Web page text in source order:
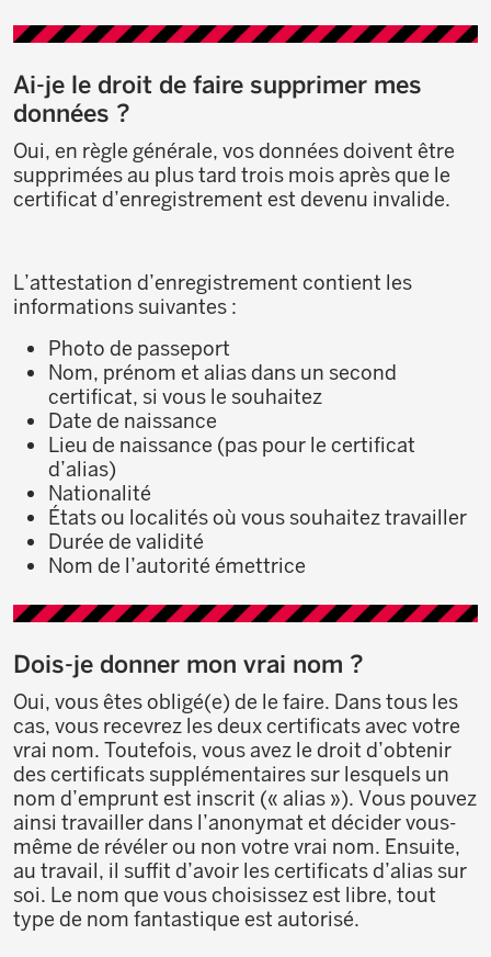
Ai-je le droit de faire supprimer mes
données ?
Oui, en règle générale, vos données doivent être
supprimées au plus tard trois mois après que le
certificat d’enregistrement est devenu invalide.
L’attestation d’enregistrement contient les
informations suivantes :
Photo de passeport
Nom, prénom et alias dans un second
certificat, si vous le souhaitez
Date de naissance
Lieu de naissance (pas pour le certificat
d’alias)
Nationalité
États ou localités où vous souhaitez travailler
Durée de validité
Nom de l’autorité émettrice
Dois-je donner mon vrai nom ?
Oui, vous êtes obligé(e) de le faire. Dans tous les
cas, vous recevrez les deux certificats avec votre
vrai nom. Toutefois, vous avez le droit d’obtenir
des certificats supplémentaires sur lesquels un
nom d’emprunt est inscrit (« alias »). Vous pouvez
ainsi travailler dans l’anonymat et décider vous-
même de révéler ou non votre vrai nom. Ensuite,
au travail, il suffit d’avoir les certificats d’alias sur
soi. Le nom que vous choisissez est libre, tout
type de nom fantastique est autorisé.